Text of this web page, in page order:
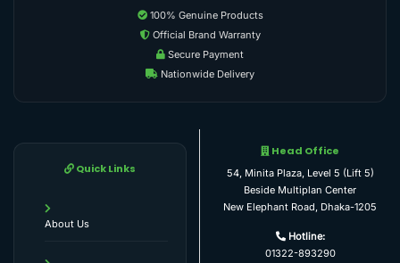
100% Genuine Products
Official Brand Warranty
Secure Payment
Nationwide Delivery
Quick Links
About Us
Head Office
54, Minita Plaza, Level 5 (Lift 5)
Beside Multiplan Center
New Elephant Road, Dhaka-1205
Hotline:
01322-893290